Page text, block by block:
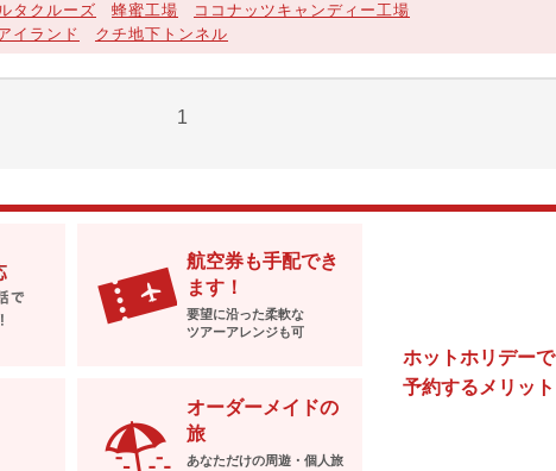
タクルーズ 蜂蜜工場
ココナッツキャンディー工場
イランド
クチ地下トンネル
1
ホットホリデーで
予約するメリット
航空券も手配でき
ます！
要望に沿った柔軟な
ツアーアレンジも可
オーダーメイドの
旅
あなただけの周遊・個人旅